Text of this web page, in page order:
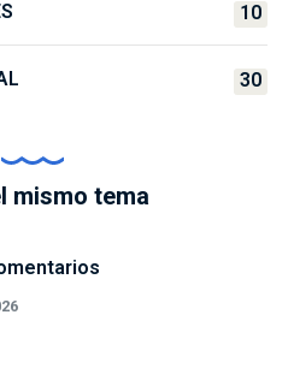
10
30
mismo tema